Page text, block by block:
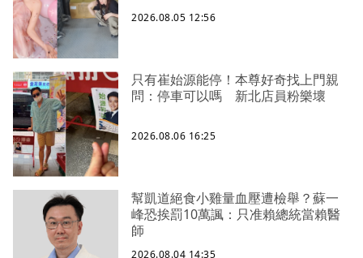
2026.08.05 12:56
只有崔始源能停！本尊好奇找上門親
問：停車可以嗎 新北店員粉樂壞
2026.08.06 16:25
幫凱道絕食小雞量血壓遭檢舉？蘇一
峰恐挨罰10萬諷：只准賴總統當賴醫
師
2026.08.04 14:35